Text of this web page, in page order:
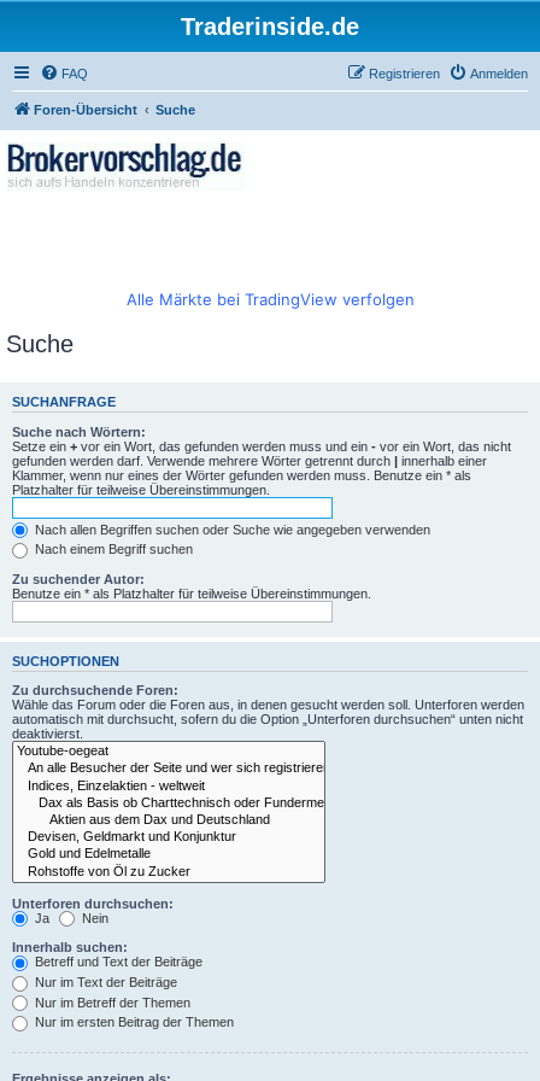
Traderinside.de
FAQ Anmelden
Registrieren
Foren-Übersicht Suche
Alle Märkte bei TradingView verfolgen
Suche
SUCHANFRAGE
Suche nach Wörtern:
Setze ein + vor ein Wort, das gefunden werden muss und ein - vor ein Wort, das nicht
gefunden werden darf. Verwende mehrere Wörter getrennt durch | innerhalb einer
Klammer, wenn nur eines der Wörter gefunden werden muss. Benutze ein * als
Platzhalter für teilweise Übereinstimmungen.
Nach allen Begriffen suchen oder Suche wie angegeben verwenden
Nach einem Begriff suchen
Zu suchender Autor:
Benutze ein * als Platzhalter für teilweise Übereinstimmungen.
SUCHOPTIONEN
Zu durchsuchende Foren:
Wähle das Forum oder die Foren aus, in denen gesucht werden soll. Unterforen werden
automatisch mit durchsucht, sofern du die Option „Unterforen durchsuchen“ unten nicht
deaktivierst.
Unterforen durchsuchen:
Ja
Nein
Innerhalb suchen:
Betreff und Text der Beiträge
Nur im Text der Beiträge
Nur im Betreff der Themen
Nur im ersten Beitrag der Themen